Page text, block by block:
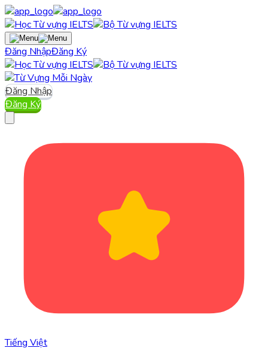
Đăng NhậpĐăng Ký
Đăng Nhập
Đăng Ký
Tiếng Việt